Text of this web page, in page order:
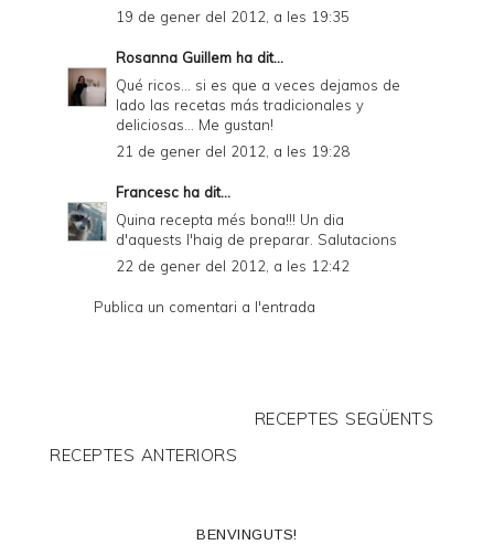
19 de gener del 2012, a les 19:35
Rosanna Guillem ha dit...
Qué ricos... si es que a veces dejamos de
lado las recetas más tradicionales y
deliciosas... Me gustan!
21 de gener del 2012, a les 19:28
Francesc ha dit...
Quina recepta més bona!!! Un dia
d'aquests l'haig de preparar. Salutacions
22 de gener del 2012, a les 12:42
Publica un comentari a l'entrada
RECEPTES SEGÜENTS
RECEPTES ANTERIORS
BENVINGUTS!